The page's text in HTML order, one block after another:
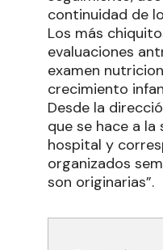
continuidad de
Los más
evaluaciones
examen
crecimiento
Desde la
que se hace a
hospital y
organizados
son originarias”.